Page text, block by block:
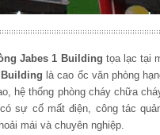
Jabes 1 Building tọa lạc tại
Building là cao ốc văn phòng
hệ thống phòng cháy chữa
sự cố mất điện, công tác
mái và chuyên nghiệp.